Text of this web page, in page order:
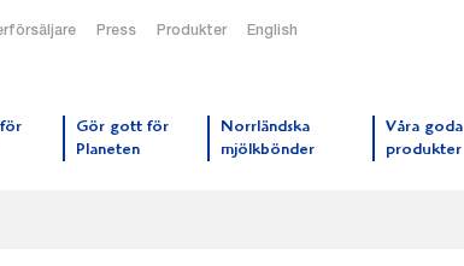
Press Produkter English
Gör gott för
Planeten
Norrländska
mjölkbönder
Våra goda
produkter